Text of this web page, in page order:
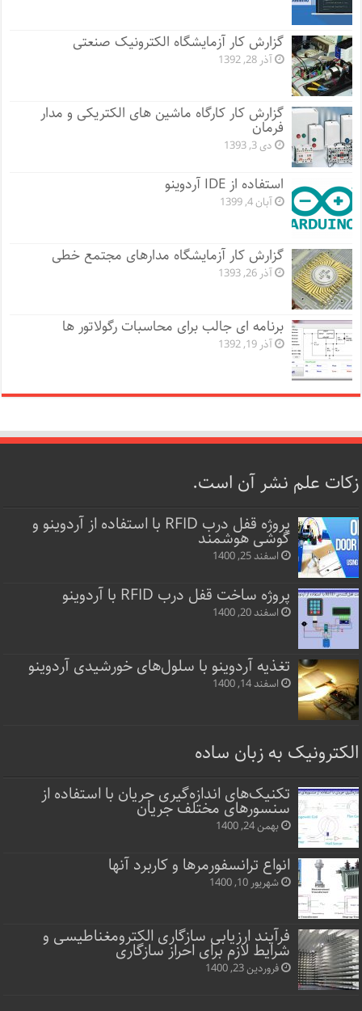
گزارش کار آزمایشگاه الکترونیک صنعتی
آذر 28, 1392
گزارش کار کارگاه ماشین های الکتریکی و مدار
فرمان
دی 3, 1393
استفاده از IDE آردوینو
آبان 4, 1399
گزارش کار آزمایشگاه مدارهای مجتمع خطی
آذر 26, 1393
برنامه ای جالب برای محاسبات رگولاتور ها
آذر 19, 1392
زکات علم نشر آن است.
پروژه قفل‌ درب RFID با استفاده از آردوینو و
گوشی هوشمند
اسفند 25, 1400
پروژه ساخت قفل‌ درب RFID با آردوینو
اسفند 20, 1400
تغذیه آردوینو با سلول‌های خورشیدی آردوینو
اسفند 14, 1400
الکترونیک به زبان ساده
تکنیک‌های اندازه‌گیری جریان با استفاده از
سنسورهای مختلف جریان
بهمن 24, 1400
انواع ترانسفورمرها و کاربرد آنها
شهریور 10, 1400
فرآیند ارزیابی سازگاری الکترومغناطیسی و
شرایط لازم برای احراز سازگاری
فروردین 23, 1400